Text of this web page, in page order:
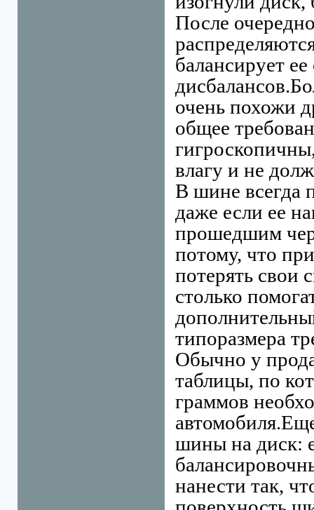
После
балансирует
дисбалансов.
очень похожи
общее
влагу и не
В шине всегда
даже если ее
прошедшим
потому, что
потерять свои
столько
типоразмера
Обычно у
таблицы, по
граммов
автомобиля.
шины на диск:
нанести так,